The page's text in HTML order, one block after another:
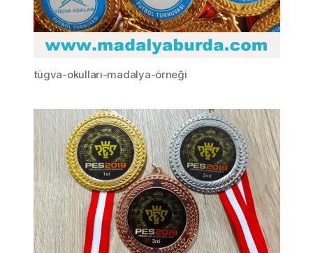
tügva-okulları-madalya-örneği